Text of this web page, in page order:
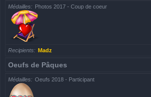
Médailles Photos 2017 - Coup de coeur
Recipients Madz
Oeufs de Pâques
Médailles Oeufs 2018 - Participant